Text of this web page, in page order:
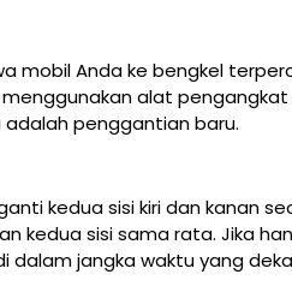
mobil Anda ke bengkel
alat
adalah penggantian baru.
kedua sisi kiri dan kanan
kedua sisi sama rata. Jika
dalam jangka waktu yang